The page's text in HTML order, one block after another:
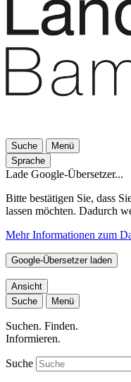
Suche
Menü
Sprache
Lade Google-Übersetzer...
Bitte bestätigen Sie, dass
lassen möchten. Dadurch
Mehr Informationen zum
Google-Übersetzer laden
Ansicht
Suche
Menü
Suchen. Finden.
Informieren.
Suche